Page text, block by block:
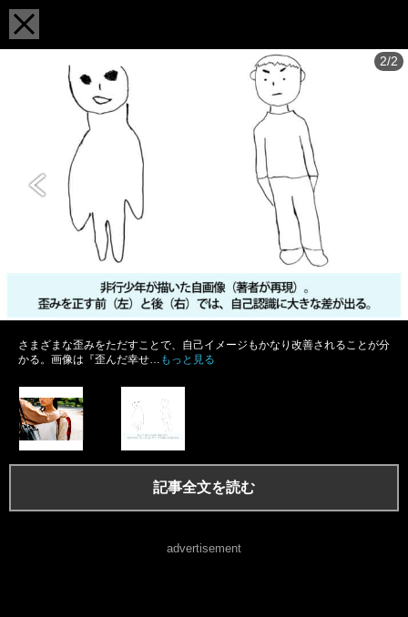
2/2
さまざまな歪みをただすことで、自己イメージもかなり改善されることが分
かる。画像は『歪んだ幸せ…
もっと見る
記事全文を読む
advertisement